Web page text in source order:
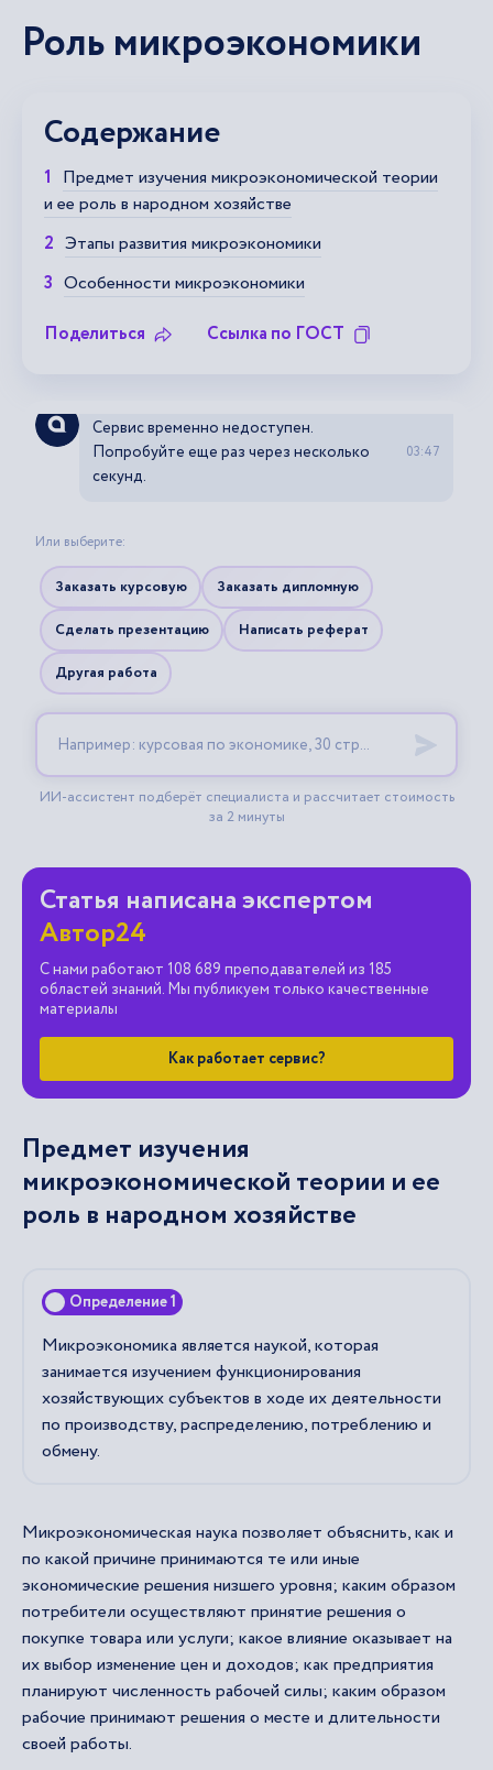
Роль микроэкономики
Содержание
Предмет изучения микроэкономической теории
и ее роль в народном хозяйстве
Этапы развития микроэкономики
Особенности микроэкономики
Поделиться
Ссылка по ГОСТ
Статья написана экспертом
Автор24
С нами работают 108 689 преподавателей из 185
областей знаний. Мы публикуем только качественные
материалы
Как работает сервис?
Предмет изучения
микроэкономической теории и ее
роль в народном хозяйстве
Определение 1
Микроэкономика является наукой, которая
занимается изучением функционирования
хозяйствующих субъектов в ходе их деятельности
по производству, распределению, потреблению и
обмену.
Микроэкономическая наука позволяет объяснить, как и
по какой причине принимаются те или иные
экономические решения низшего уровня; каким образом
потребители осуществляют принятие решения о
покупке товара или услуги; какое влияние оказывает на
их выбор изменение цен и доходов; как предприятия
планируют численность рабочей силы; каким образом
рабочие принимают решения о месте и длительности
своей работы.